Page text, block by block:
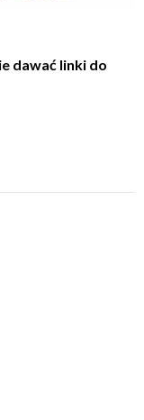
dawać linki do